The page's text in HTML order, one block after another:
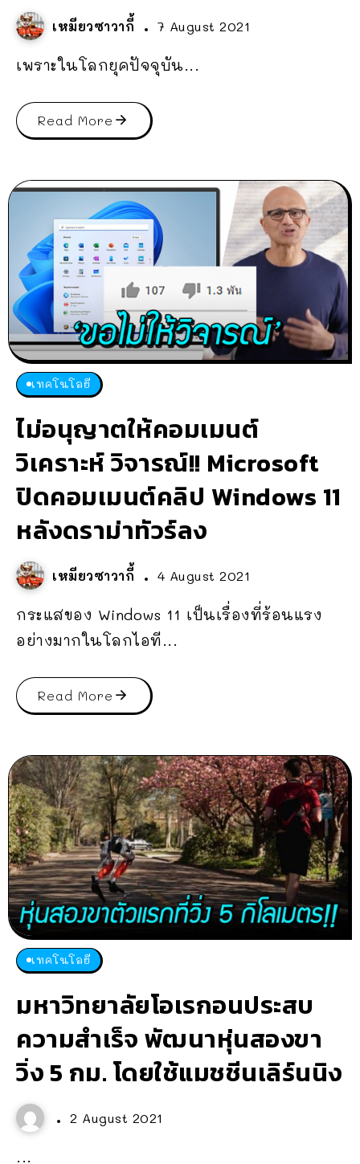
เหมียวซาวากี้ 7 August 2021
เพราะในโลกยุคปัจจุบัน...
Read More
เทคโนโลยี
ไม่อนุญาตให้คอมเมนต์
วิเคราะห์ วิจารณ์!! Microsoft
ปิดคอมเมนต์คลิป Windows 11
หลังดราม่าทัวร์ลง
เหมียวซาวากี้ 4 August 2021
กระแสของ Windows 11 เป็นเรื่องที่ร้อนแรง
อย่างมากในโลกไอที...
Read More
เทคโนโลยี
มหาวิทยาลัยโอเรกอนประสบ
ความสำเร็จ พัฒนาหุ่นสองขา
วิ่ง 5 กม. โดยใช้แมชชีนเลิร์นนิง
2 August 2021
...